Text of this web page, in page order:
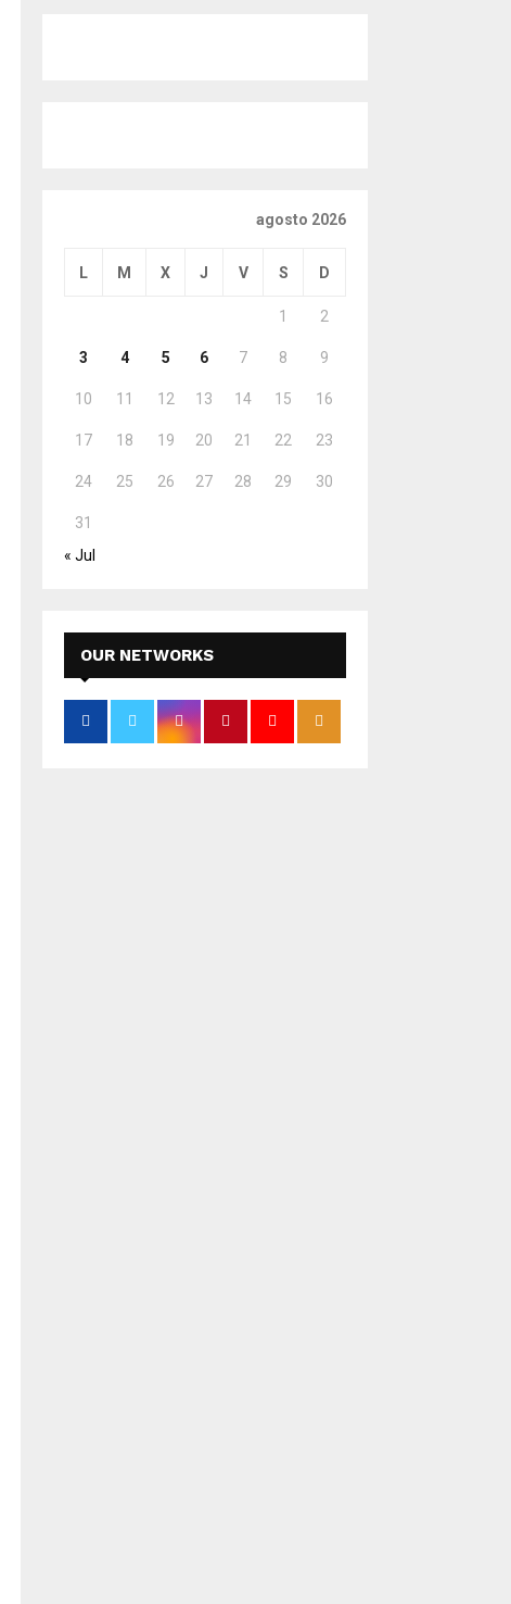
agosto 2026
L M X J V S D
1 2
3 4 5 6 7 8 9
10 11 12 13 14 15 16
17 18 19 20 21 22 23
24 25 26 27 28 29 30
31
« Jul
OUR NETWORKS